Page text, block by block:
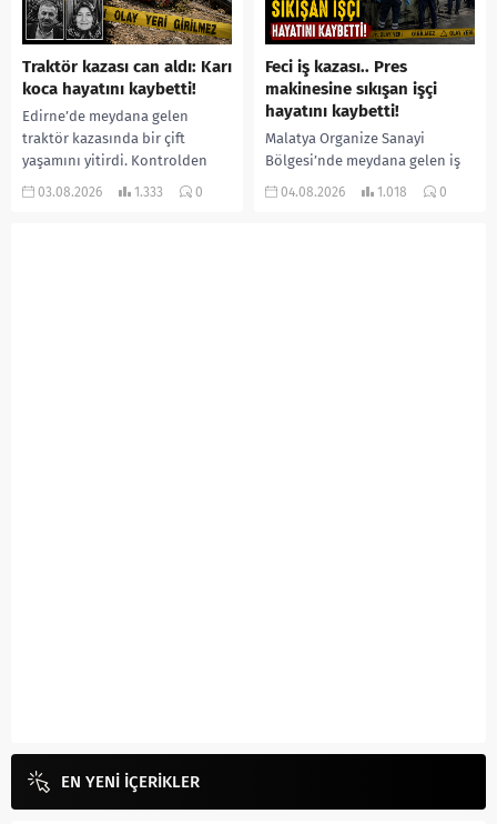
Traktör kazası can aldı: Karı
koca hayatını kaybetti!
Edirne’de meydana gelen
traktör kazasında bir çift
yaşamını yitirdi. Kontrolden
çıkarak devrilen traktörün
03.08.2026 1.333 0
Feci iş kazası.. Pres
makinesine sıkışan işçi
hayatını kaybetti!
Malatya Organize Sanayi
Bölgesi’nde meydana gelen iş
kazasında, pres makinesine
04.08.2026 1.018 0
EN YENİ İÇERİKLER